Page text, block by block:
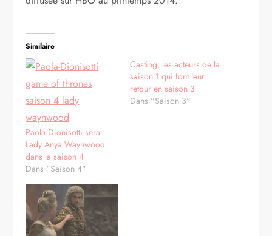
Similaire
Paola Dionisotti sera
Lady Anya Waynwood
dans la saison 4
Dans "Saison 4"
Casting, les acteurs de la
saison 1 qui font leur
retour en saison 3
Dans "Saison 3"